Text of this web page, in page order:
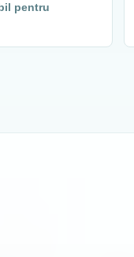
pentru